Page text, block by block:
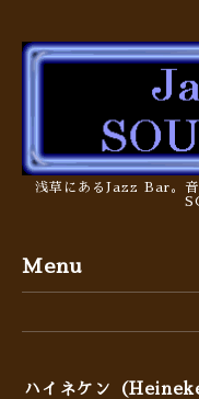
浅草にあるJazz Bar。音
Menu
ハイネケン（